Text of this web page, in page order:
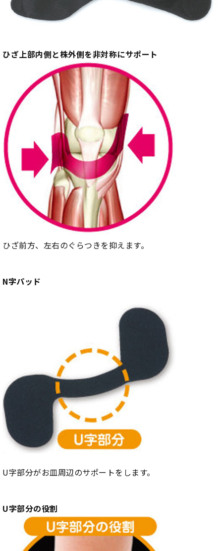
ひざ上部内側と株外側を非対称にサポート
ひざ前方、左右のぐらつきを抑えます。
N字パッド
U字部分がお皿周辺のサポートをします。
U字部分の役割